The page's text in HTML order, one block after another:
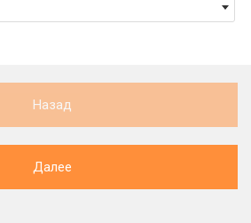
Назад
Далее